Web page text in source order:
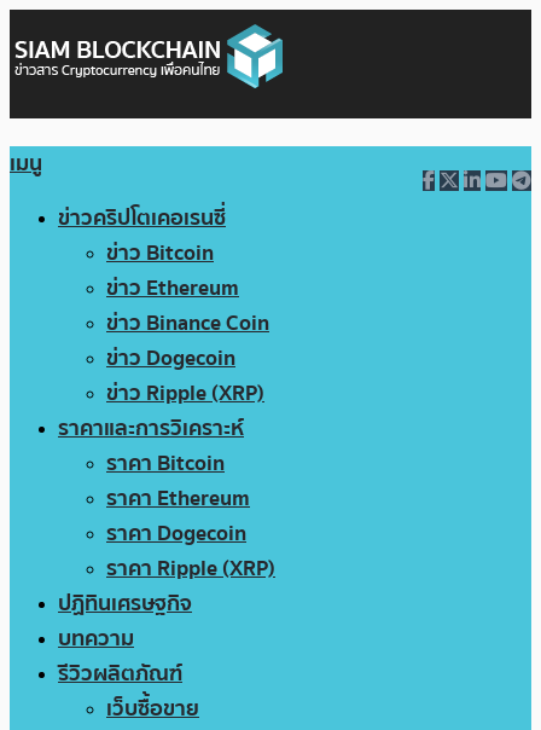
เมนู
ข่าวคริปโตเคอเรนซี่
ข่าว Bitcoin
ข่าว Ethereum
ข่าว Binance Coin
ข่าว Dogecoin
ข่าว Ripple (XRP)
ราคาและการวิเคราะห์
ราคา Bitcoin
ราคา Ethereum
ราคา Dogecoin
ราคา Ripple (XRP)
ปฏิทินเศรษฐกิจ
บทความ
รีวิวผลิตภัณฑ์
เว็บซื้อขาย